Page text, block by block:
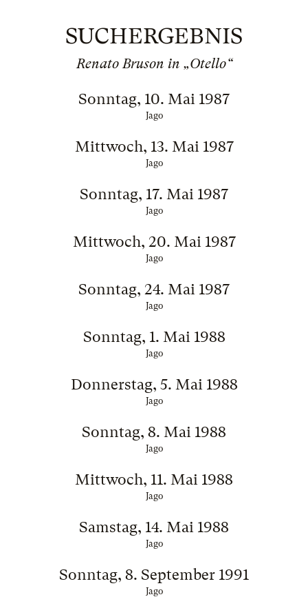
SUCHERGEBNIS
Renato Bruson in „Otello“
Sonntag, 10. Mai 1987
Jago
Mittwoch, 13. Mai 1987
Jago
Sonntag, 17. Mai 1987
Jago
Mittwoch, 20. Mai 1987
Jago
Sonntag, 24. Mai 1987
Jago
Sonntag, 1. Mai 1988
Jago
Donnerstag, 5. Mai 1988
Jago
Sonntag, 8. Mai 1988
Jago
Mittwoch, 11. Mai 1988
Jago
Samstag, 14. Mai 1988
Jago
Sonntag, 8. September 1991
Jago